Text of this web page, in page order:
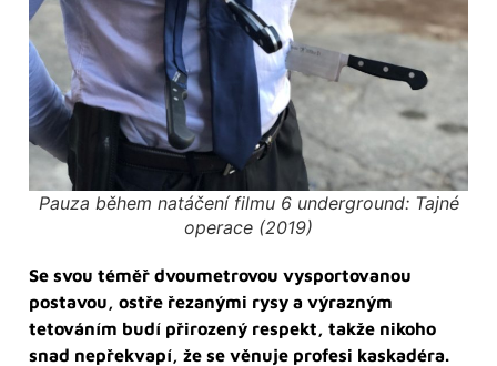
Pauza během natáčení filmu 6 underground: Tajné
operace (2019)
Se svou téměř dvoumetrovou vysportovanou
postavou, ostře řezanými rysy a výrazným
tetováním budí přirozený respekt, takže nikoho
snad nepřekvapí, že se věnuje profesi kaskadéra.